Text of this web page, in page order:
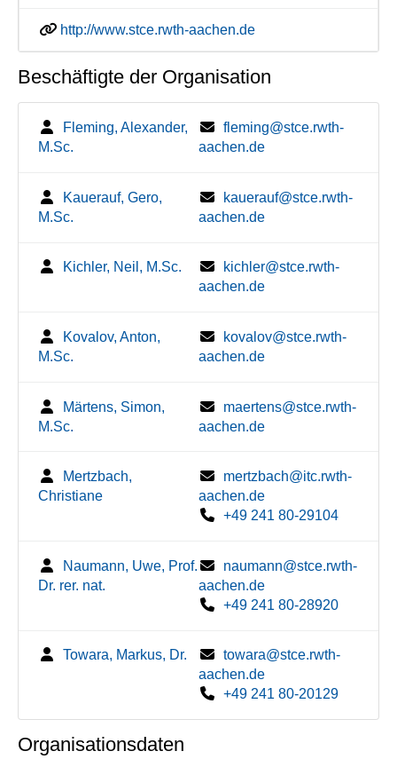
http://www.stce.rwth-aachen.de
Beschäftigte der Organisation
Fleming, Alexander,
M.Sc.
fleming@stce.rwth-
aachen.de
Kauerauf, Gero,
M.Sc.
kauerauf@stce.rwth-
aachen.de
Kichler, Neil, M.Sc.
kichler@stce.rwth-
aachen.de
Kovalov, Anton,
M.Sc.
kovalov@stce.rwth-
aachen.de
Märtens, Simon,
M.Sc.
maertens@stce.rwth-
aachen.de
Mertzbach,
Christiane
mertzbach@itc.rwth-
aachen.de
+49 241 80-29104
Naumann, Uwe, Prof.
Dr. rer. nat.
naumann@stce.rwth-
aachen.de
+49 241 80-28920
Towara, Markus, Dr.
towara@stce.rwth-
aachen.de
+49 241 80-20129
Organisationsdaten